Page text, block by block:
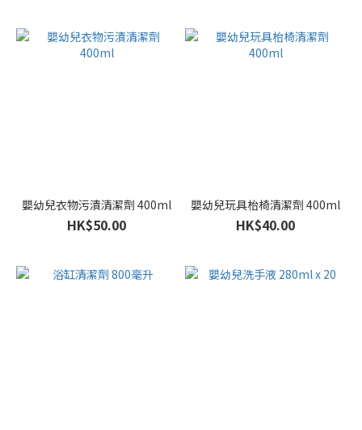
嬰幼兒衣物污漬清潔劑 400ml
HK$50.00
嬰幼兒玩具枱椅清潔劑 400ml
HK$40.00